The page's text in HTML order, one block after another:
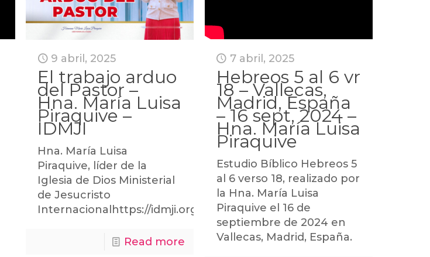
9 abril, 2025
El trabajo arduo
del Pastor –
Hna. María Luisa
Piraquive –
IDMJI
Hna. María Luisa
Piraquive, líder de la
Iglesia de Dios Ministerial
de Jesucristo
Internacionalhttps://idmji.orghttps://marialuisapiraquive.com
Read more
7 abril, 2025
Hebreos 5 al 6 vr
18 – Vallecas,
Madrid, España
– 16 sept, 2024 –
Hna. María Luisa
Piraquive
Estudio Bíblico Hebreos 5
al 6 verso 18, realizado por
la Hna. María Luisa
Piraquive el 16 de
septiembre de 2024 en
Vallecas, Madrid, España.